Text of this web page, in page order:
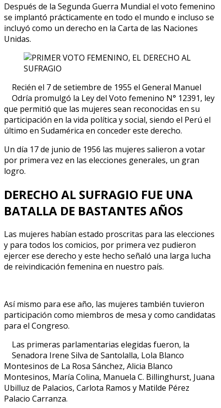
Después de la Segunda Guerra Mundial el voto femenino
se implantó prácticamente en todo el mundo e incluso se
incluyó como un derecho en la Carta de las Naciones
Unidas.
Recién el 7 de setiembre de 1955 el General Manuel
Odría promulgó la Ley del Voto femenino N° 12391, ley
que permitió que las mujeres sean reconocidas en su
participación en la vida política y social, siendo el Perú el
último en Sudamérica en conceder este derecho.
Un día 17 de junio de 1956 las mujeres salieron a votar
por primera vez en las elecciones generales, un gran
logro.
DERECHO AL SUFRAGIO FUE UNA
BATALLA DE BASTANTES AÑOS
Las mujeres habían estado proscritas para las elecciones
y para todos los comicios, por primera vez pudieron
ejercer ese derecho y este hecho señaló una larga lucha
de reivindicación femenina en nuestro país.
Así mismo para ese año, las mujeres también tuvieron
participación como miembros de mesa y como candidatas
para el Congreso.
Las primeras parlamentarias elegidas fueron, la
Senadora Irene Silva de Santolalla, Lola Blanco
Montesinos de La Rosa Sánchez, Alicia Blanco
Montesinos, María Colina, Manuela C. Billinghurst, Juana
Ubilluz de Palacios, Carlota Ramos y Matilde Pérez
Palacio Carranza.